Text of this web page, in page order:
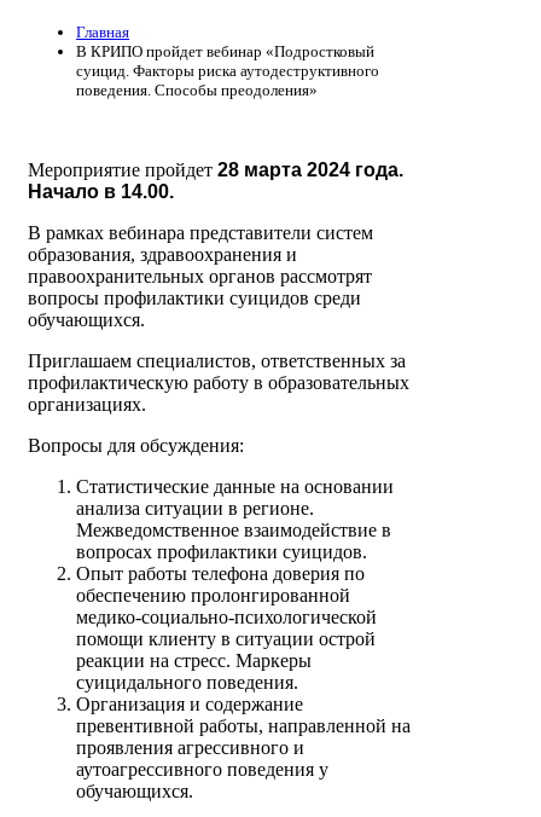
Главная
В КРИПО пройдет вебинар «Подростковый
суицид. Факторы риска аутодеструктивного
поведения. Способы преодоления»
Мероприятие пройдет 28 марта 2024 года.
Начало в 14.00.
В рамках вебинара представители систем
образования, здравоохранения и
правоохранительных органов рассмотрят
вопросы профилактики суицидов среди
обучающихся.
Приглашаем специалистов, ответственных за
профилактическую работу в образовательных
организациях.
Вопросы для обсуждения:
Статистические данные на основании
анализа ситуации в регионе.
Межведомственное взаимодействие в
вопросах профилактики суицидов.
Опыт работы телефона доверия по
обеспечению пролонгированной
медико-социально-психологической
помощи клиенту в ситуации острой
реакции на стресс. Маркеры
суицидального поведения.
Организация и содержание
превентивной работы, направленной на
проявления агрессивного и
аутоагрессивного поведения у
обучающихся.